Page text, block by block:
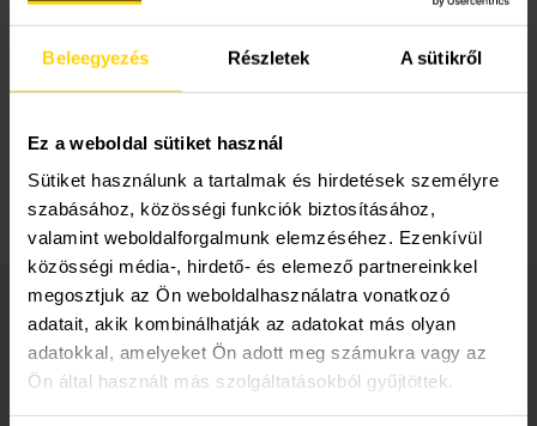
Beleegyezés Részletek A sütikről
Ez a weboldal sütiket használ
Sütiket használunk a tartalmak és hirdetések személyre
szabásához, közösségi funkciók biztosításához,
valamint weboldalforgalmunk elemzéséhez. Ezenkívül
közösségi média-, hirdető- és elemező partnereinkkel
megosztjuk az Ön weboldalhasználatra vonatkozó
adatait, akik kombinálhatják az adatokat más olyan
adatokkal, amelyeket Ön adott meg számukra vagy az
Ön által használt más szolgáltatásokból gyűjtöttek.
érzékelő csatornában van lehetőség. Hűtési üzem
esetén a karima felületét és a csatlakozásokat a
Műszaki és értékesítési tanácsadás
Tulajdonságok
Műszaki adatok
Dokumentáció, letöltések